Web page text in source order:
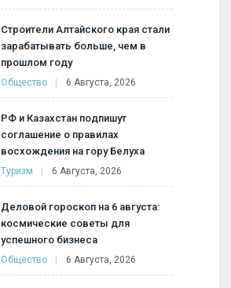
Строители Алтайского края стали
зарабатывать больше, чем в
прошлом году
Общество 6 Августа, 2026
РФ и Казахстан подпишут
соглашение о правилах
восхождения на гору Белуха
Туризм 6 Августа, 2026
Деловой гороскоп на 6 августа:
космические советы для
успешного бизнеса
Общество 6 Августа, 2026